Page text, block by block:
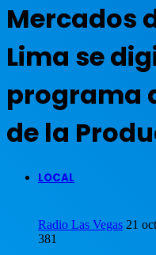
Mercados
Lima se
programa
de la
LOCAL
Radio Las Vegas 21
381